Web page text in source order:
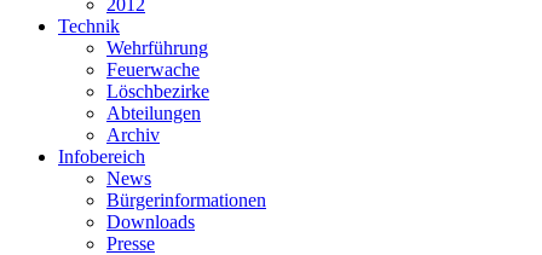
2012
Technik
Wehrführung
Feuerwache
Löschbezirke
Abteilungen
Archiv
Infobereich
News
Bürgerinformationen
Downloads
Presse